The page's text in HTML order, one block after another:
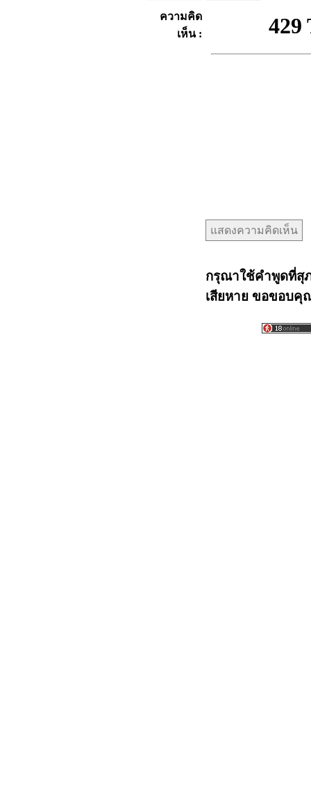
ความคิด
เห็น :
กรุณาใช้คำพูดที่สุ
เสียหาย ขอขอบคุ